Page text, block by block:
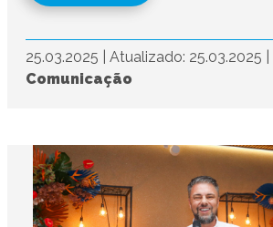
25.03.2025 Atualizado: 25.03.2025
Comunicação